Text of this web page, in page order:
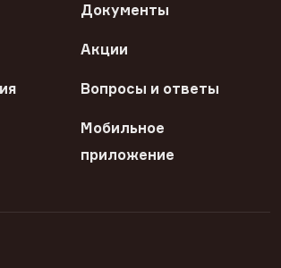
Документы
Акции
Вопросы и ответы
Мобильное
приложение